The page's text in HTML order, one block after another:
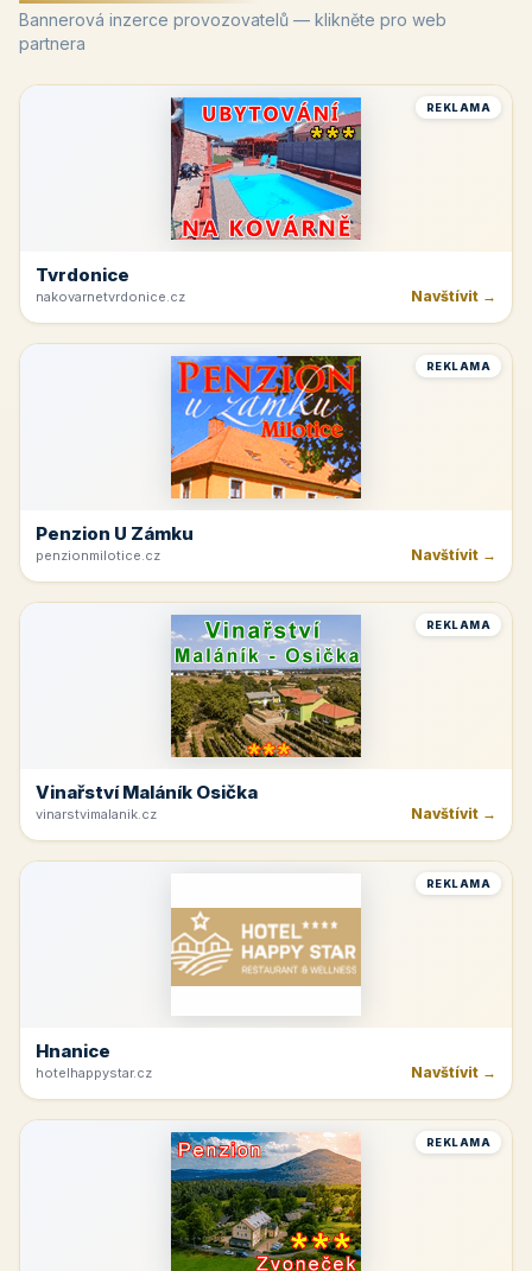
Bannerová inzerce provozovatelů — klikněte pro web
partnera
REKLAMA
Tvrdonice
nakovarnetvrdonice.cz Navštívit →
REKLAMA
Penzion U Zámku
penzionmilotice.cz Navštívit →
REKLAMA
Vinařství Maláník Osička
vinarstvimalanik.cz Navštívit →
REKLAMA
Hnanice
hotelhappystar.cz Navštívit →
REKLAMA